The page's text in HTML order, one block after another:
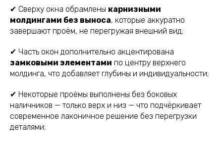
✔ Сверху окна обрамлены карнизными
молдингами без выноса, которые аккуратно
завершают проём, не перегружая внешний вид;
✔ Часть окон дополнительно акцентирована
замковыми элементами по центру верхнего
молдинга, что добавляет глубины и индивидуальности;
✔ Некоторые проёмы выполнены без боковых
наличников — только верх и низ — что подчёркивает
современное лаконичное решение без перегрузки
деталями;